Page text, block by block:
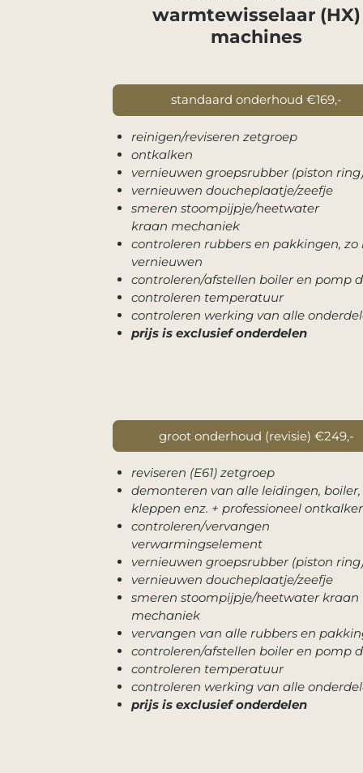
warmtewisselaar (HX)
machines
standaard onderhoud €169,-
reinigen/reviseren zetgroep
ontkalken
vernieuwen groepsrubber (piston
vernieuwen doucheplaatje/zeefje
smeren stoompijpje/heetwater
kraan mechaniek
controleren rubbers en pakkingen, zo
vernieuwen
controleren/afstellen boiler en pomp
controleren temperatuur
controleren werking van alle
prijs is exclusief onderdelen
groot onderhoud (revisie) €249,-
reviseren (E61) zetgroep
demonteren van alle leidingen, boiler,
kleppen enz. + professioneel
controleren/vervangen
verwarmingselement
vernieuwen groepsrubber (piston
vernieuwen doucheplaatje/zeefje
smeren stoompijpje/heetwater kraan
mechaniek
vervangen van alle rubbers en
controleren/afstellen boiler en pomp
controleren temperatuur
controleren werking van alle
prijs is exclusief onderdelen